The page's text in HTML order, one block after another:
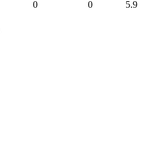
0 0 5.9